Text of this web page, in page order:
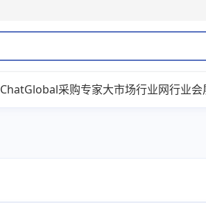
ChatGlobal采购专家大市场行业网行业会